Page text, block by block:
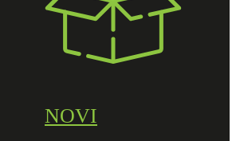
NOVI